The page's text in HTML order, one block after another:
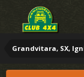
Grandvitara, SX,